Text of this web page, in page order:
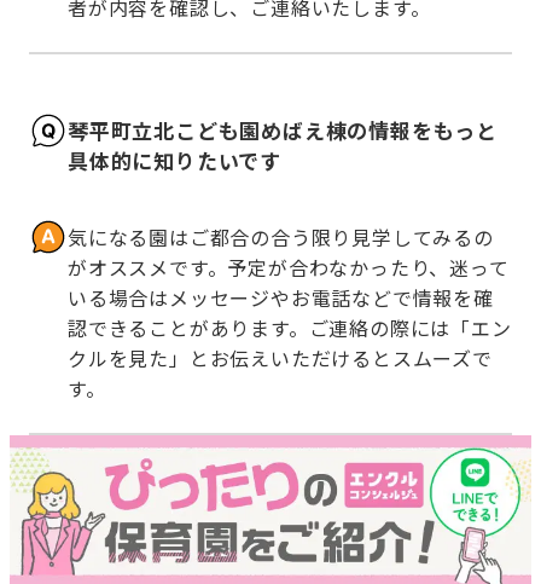
者が内容を確認し、ご連絡いたします。
琴平町立北こども園めばえ棟の情報をもっと
具体的に知りたいです
気になる園はご都合の合う限り見学してみるの
がオススメです。予定が合わなかったり、迷って
いる場合はメッセージやお電話などで情報を確
認できることがあります。ご連絡の際には「エン
クルを見た」とお伝えいただけるとスムーズで
す。